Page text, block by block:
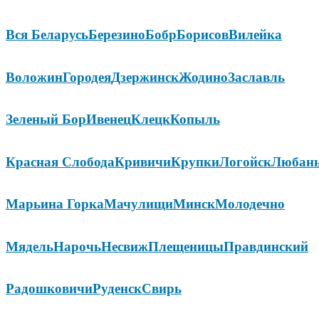
Вся БеларусьБерезиноБобрБорисовВилейка
ВоложинГородеяДзержинскЖодиноЗаславль
Зеленый БорИвенецКлецкКопыль
Красная СлободаКривичиКрупкиЛогойск
Марьина ГоркаМачулищиМинскМолодечно
МядельНарочьНесвижПлещеницыПравдинский
РадошковичиРуденскСвирь